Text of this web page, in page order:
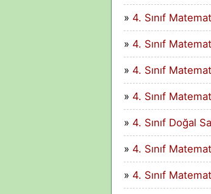
4. Sınıf
4. Sınıf
4. Sınıf
4. Sınıf
4. Sınıf Doğal
4. Sınıf
4. Sınıf